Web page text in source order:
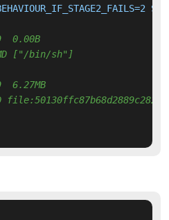
0.00B
["/bin/sh"]
6.27MB